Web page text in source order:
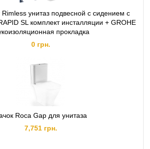
унитаз подвесной с сидением с
SL комплект инсталляции + GROHE
прокладка
0 грн.
Roca Gap для унитаза
7,751 грн.